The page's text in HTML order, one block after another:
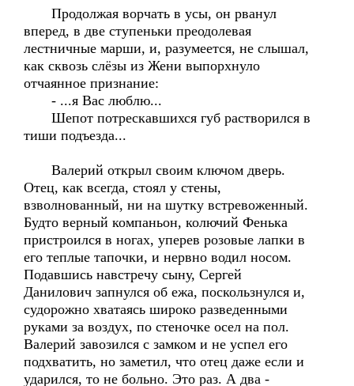
Продолжая ворчать в усы, он рванул
вперед, в две ступеньки преодолевая
лестничные марши, и, разумеется, не слышал,
как сквозь слёзы из Жени выпорхнуло
отчаянное признание:
- ...я Вас люблю...
Шепот потрескавшихся губ растворился в
тиши подъезда...
Валерий открыл своим ключом дверь.
Отец, как всегда, стоял у стены,
взволнованный, ни на шутку встревоженный.
Будто верный компаньон, колючий Фенька
пристроился в ногах, уперев розовые лапки в
его теплые тапочки, и нервно водил носом.
Подавшись навстречу сыну, Сергей
Данилович запнулся об ежа, поскользнулся и,
судорожно хватаясь широко разведенными
руками за воздух, по стеночке осел на пол.
Валерий завозился с замком и не успел его
подхватить, но заметил, что отец даже если и
ударился, то не больно. Это раз. А два -